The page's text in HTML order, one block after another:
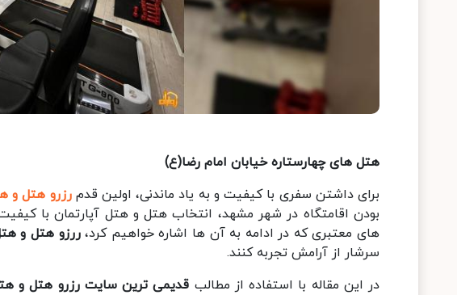
هتل های چهارستاره خیابان امام رضا(ع)
برای داشتن سفری با کیفیت و به یاد ماندنی، اولین قدمرزرو هتل و
بودن اقامتگاه در شهر مشهد، انتخاب هتل و هتل آپارتمان با
های معتبری که در ادامه به آن ها اشاره خواهیم کرد،ررزو هتل و
سرشار از آرامش تجربه کنند.
در این مقاله با استفاده از مطالب قدیمی ترین سایت رزرو هتل و